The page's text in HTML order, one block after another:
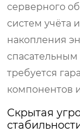
серверного
систем учёта
накопления
спасательным
требуется
компонентов
Скрытая